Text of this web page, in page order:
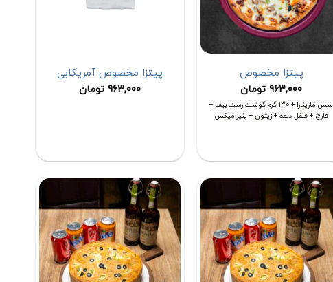
پیتزا مخصوص
963,000 تومان
سس مارینارا + 130 گرم گوشت رست بیف +
قارچ + فلفل دلمه + زیتون + پنیر میکس
پیتزا مخصوص آمریکایی
963,000 تومان